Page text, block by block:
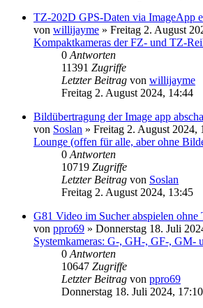
TZ-202D GPS-Daten via ImageApp
von willijayme » Freitag 2. August
Kompaktkameras der FZ- und TZ-
0 Antworten
11391 Zugriffe
Letzter Beitrag von willijayme
Freitag 2. August 2024, 14:44
Bildübertragung der Image app
von Soslan » Freitag 2. August 2024,
Lounge (offen für alle, aber ohne
0 Antworten
10719 Zugriffe
Letzter Beitrag von Soslan
Freitag 2. August 2024, 13:45
G81 Video im Sucher abspielen ohne
von ppro69 » Donnerstag 18. Juli
Systemkameras: G-, GH-, GF-, GM-
0 Antworten
10647 Zugriffe
Letzter Beitrag von ppro69
Donnerstag 18. Juli 2024, 17:10